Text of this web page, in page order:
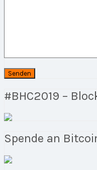
#BHC2019 –
Spende an